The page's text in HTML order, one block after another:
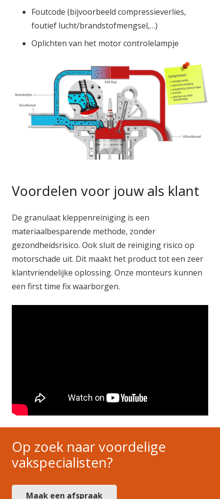
Foutcode (bijvoorbeeld compressieverlies,
foutief lucht/brandstofmengsel,…)
Oplichten van het motor controlelampje
Voordelen voor jouw als klant
De granulaat kleppenreiniging is een
materiaalbesparende methode, zonder
gezondheidsrisico. Ook sluit de reiniging risico op
motorschade uit. Dit maakt het product tot een zeer
klantvriendelijke oplossing. Onze monteurs kunnen
een first time fix waarborgen.
Op zoek naar voordelige
vakspecialisten?
Maak een afspraak